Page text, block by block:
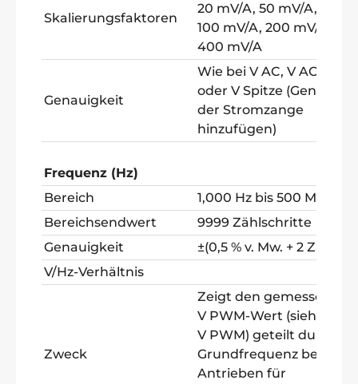
Skalierungsfaktoren
20 mV/A, 50 mV/A,
100 mV/A, 200 mV/A,
400 mV/A
Genauigkeit
Wie bei V AC, V AC + DC
oder V Spitze
der Stromzange
hinzufügen)
Frequenz (Hz)
Bereich
1,000 Hz bis 500 MHz
Bereichsendwert
9999 Zählschritte
Genauigkeit
±(0,5 % v. Mw. + 2
V/Hz-Verhältnis
Zweck
Zeigt den gemessenen
V PWM-Wert (siehe
V PWM) geteilt durch
Grundfrequenz bei
Antrieben für